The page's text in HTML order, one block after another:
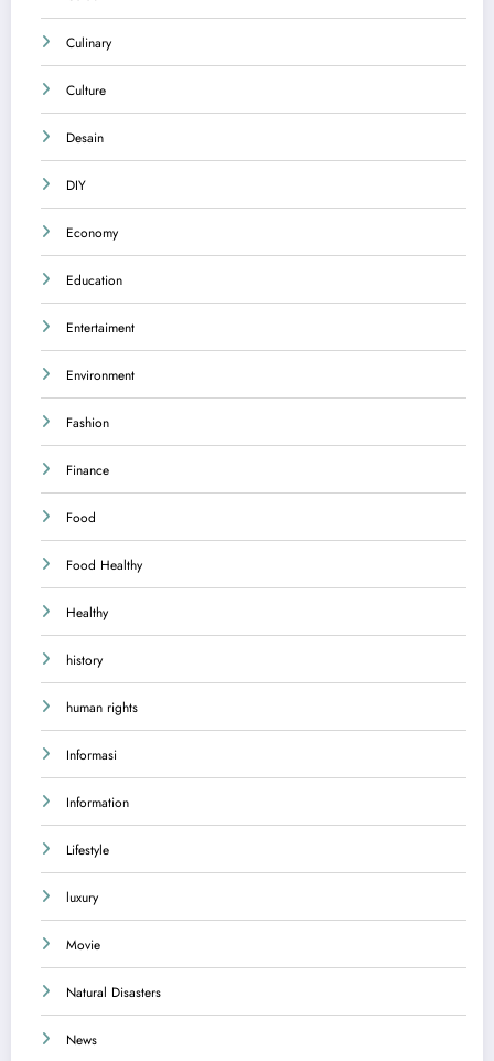
Culinary
Culture
Desain
DIY
Economy
Education
Entertaiment
Environment
Fashion
Finance
Food
Food Healthy
Healthy
history
human rights
Informasi
Information
Lifestyle
luxury
Movie
Natural Disasters
News